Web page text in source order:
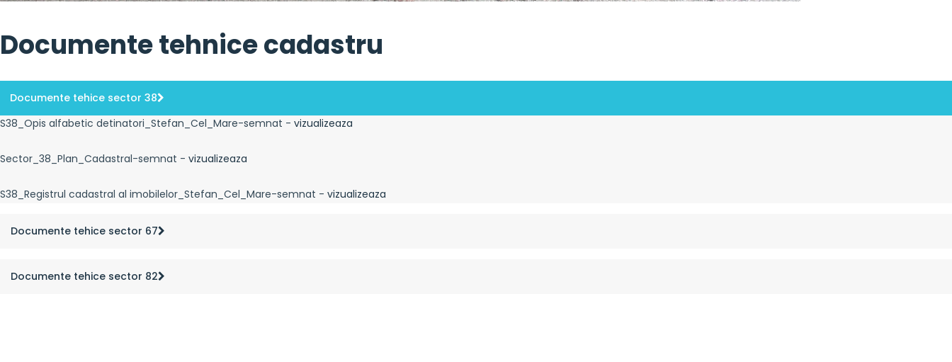
Documente tehnice cadastru
Documente tehice sector 38
S38_Opis alfabetic detinatori_Stefan_Cel_Mare-semnat - vizualizeaza
Sector_38_Plan_Cadastral-semnat - vizualizeaza
S38_Registrul cadastral al imobilelor_Stefan_Cel_Mare-semnat - vizualizeaza
Documente tehice sector 67
Documente tehice sector 82